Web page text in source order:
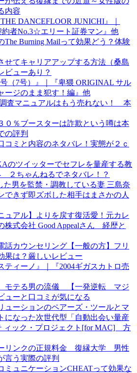
内容
DANCEFLOOR JUNICHI』｜
約者No.3☆エリート証券マン』他
The Burning Mailって効果どう？体験
せてキャリアアップする方法（桑島
ビューあり？
（7号）』｜『卑猥 ORIGINAL サル
ージのまま犯す！編』他
査マニュアルはもう売れない！ 本
０％ブースターは詐欺という噂は本
の評判
コミと内容のネタバレ！実態が２ｃ
のツイッターでセフレを量産する教
２ちゃんねるでネタバレ！？
た男を監禁・調教している妻 三島奈
できず即ズボした相手はまさかの人
ュアル】よりを戻す復活愛！元カレ
株式会社 Good Appealさん 経歴と
カウンセリング【一般の方】フリ
果は？厳しいレビュー
ティーノ』｜『2004ギガスカトロ売
モテる男の流儀 【一発逆転 マジ
ューと口コミが気になる
ューションのペアーズ・ツールとマ
になった次世代型「自動出会い量産
ィック・プロジェクト[for MAC] 方
リンクの正規料金 復縁大学 男性
言う実際の評判
ミュニケーションCHEATって効果な